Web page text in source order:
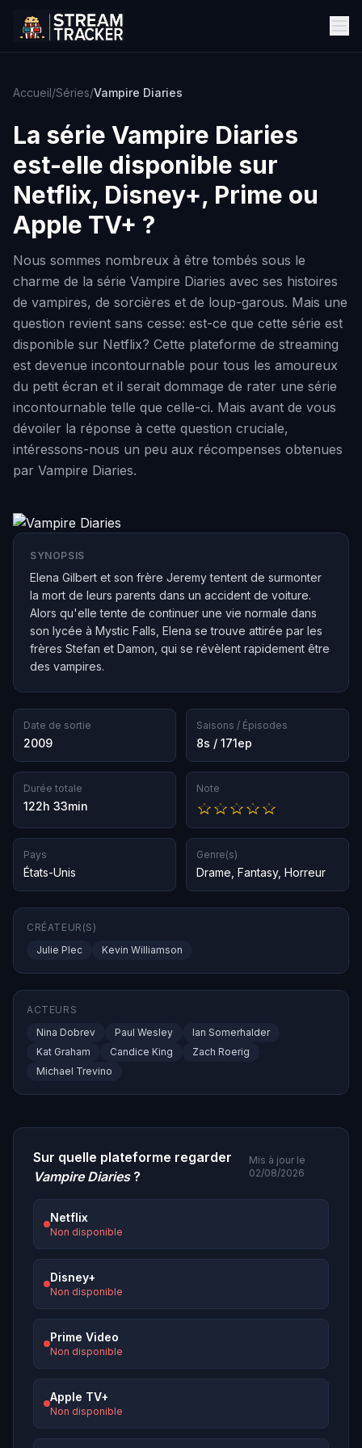
Accueil/Séries/Vampire Diaries
La série Vampire Diaries
est-elle disponible sur
Netflix, Disney+, Prime ou
Apple TV+ ?
Nous sommes nombreux à être tombés sous le
charme de la série Vampire Diaries avec ses histoires
de vampires, de sorcières et de loup-garous. Mais une
question revient sans cesse: est-ce que cette série est
disponible sur Netflix? Cette plateforme de streaming
est devenue incontournable pour tous les amoureux
du petit écran et il serait dommage de rater une série
incontournable telle que celle-ci. Mais avant de vous
dévoiler la réponse à cette question cruciale,
intéressons-nous un peu aux récompenses obtenues
par Vampire Diaries.
SYNOPSIS
Elena Gilbert et son frère Jeremy tentent de surmonter
la mort de leurs parents dans un accident de voiture.
Alors qu'elle tente de continuer une vie normale dans
son lycée à Mystic Falls, Elena se trouve attirée par les
frères Stefan et Damon, qui se révèlent rapidement être
des vampires.
Date de sortie
2009
Saisons / Épisodes
8s / 171ep
Durée totale
122h 33min
Note
Pays
États-Unis
Genre(s)
Drame Fantasy, Horreur
CRÉATEUR(S)
Julie Plec
Kevin Williamson
ACTEURS
Nina Dobrev
Paul Wesley
Ian Somerhalder
Kat Graham
Candice King
Zach Roerig
Michael Trevino
Sur quelle plateforme regarder
Vampire Diaries?
Mis à jour le
02/08/2026
Netflix
Non disponible
Disney+
Non disponible
Prime Video
Non disponible
Apple TV+
Non disponible